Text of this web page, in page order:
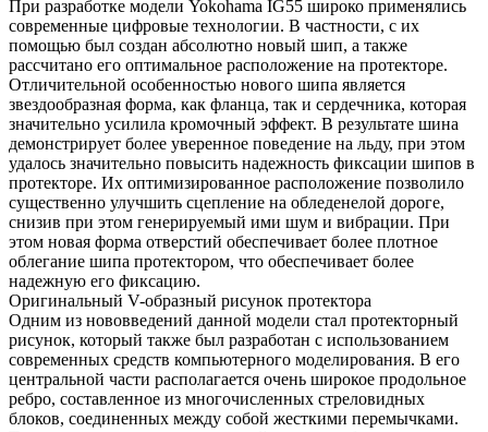
При разработке модели Yokohama IG55 широко применялись
современные цифровые технологии. В частности, с их
помощью был создан абсолютно новый шип, а также
рассчитано его оптимальное расположение на протекторе.
Отличительной особенностью нового шипа является
звездообразная форма, как фланца, так и сердечника, которая
значительно усилила кромочный эффект. В результате шина
демонстрирует более уверенное поведение на льду, при этом
удалось значительно повысить надежность фиксации шипов в
протекторе. Их оптимизированное расположение позволило
существенно улучшить сцепление на обледенелой дороге,
снизив при этом генерируемый ими шум и вибрации. При
этом новая форма отверстий обеспечивает более плотное
облегание шипа протектором, что обеспечивает более
надежную его фиксацию.
Оригинальный V-образный рисунок протектора
Одним из нововведений данной модели стал протекторный
рисунок, который также был разработан с использованием
современных средств компьютерного моделирования. В его
центральной части располагается очень широкое продольное
ребро, составленное из многочисленных стреловидных
блоков, соединенных между собой жесткими перемычками.